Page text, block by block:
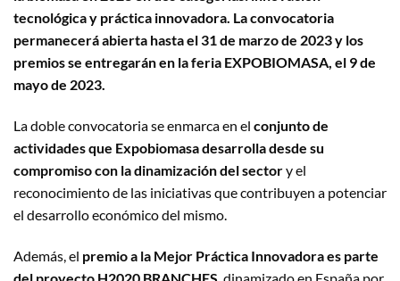
tecnológica y práctica innovadora. La convocatoria
permanecerá abierta hasta el 31 de marzo de 2023 y los
premios se entregarán en la feria EXPOBIOMASA, el 9 de
mayo de 2023.
La doble convocatoria se enmarca en el conjunto de
actividades que Expobiomasa desarrolla desde su
compromiso con la dinamización del sectory el
reconocimiento de las iniciativas que contribuyen a potenciar
el desarrollo económico del mismo.
Además, el premio a la Mejor Práctica Innovadora es parte
del proyecto H2020 BRANCHES , dinamizado en España por